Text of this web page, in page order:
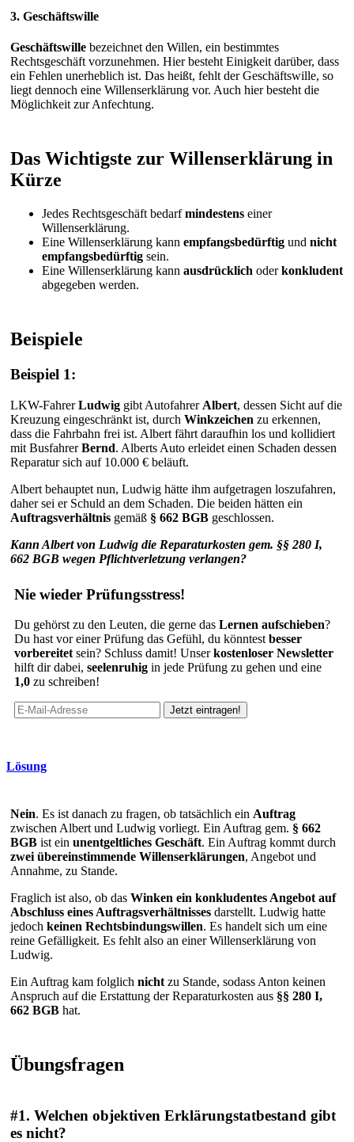
3. Geschäftswille
Geschäftswille bezeichnet den Willen, ein bestimmtes
Rechtsgeschäft vorzunehmen. Hier besteht Einigkeit darüber, dass
ein Fehlen unerheblich ist. Das heißt, fehlt der Geschäftswille, so
liegt dennoch eine Willenserklärung vor. Auch hier besteht die
Möglichkeit zur Anfechtung.
Das Wichtigste zur Willenserklärung in
Kürze
Jedes Rechtsgeschäft bedarfmindestens einer
Willenserklärung.
Eine Willenserklärung kann empfangsbedürftig und nicht
empfangsbedürftig sein.
Eine Willenserklärung kann ausdrücklich oderkonkludent
abgegeben werden.
Beispiele
Beispiel 1:
LKW-FahrerLudwig gibt Autofahrer Albert, dessen Sicht auf die
Kreuzung eingeschränkt ist, durch Winkzeichen zu erkennen,
dass die Fahrbahn frei ist. Albert fährt daraufhin los und kollidiert
mit BusfahrerBernd. Alberts Auto erleidet einen Schaden dessen
Reparatur sich auf 10.000 € beläuft.
Albert behauptet nun, Ludwig hätte ihm aufgetragen loszufahren,
daher sei er Schuld an dem Schaden. Die beiden hätten ein
Auftragsverhältnis gemäß § 662 BGB geschlossen.
Kann Albert von Ludwig die Reparaturkosten gem. §§ 280 I,
662 BGB wegen Pflichtverletzung verlangen?
Nie wieder Prüfungsstress!
Du gehörst zu den Leuten, die gerne das Lernen aufschieben?
Du hast vor einer Prüfung das Gefühl, du könntestbesser
vorbereitetsein? Schluss damit! Unserkostenloser Newsletter
hilft dir dabei, seelenruhig in jede Prüfung zu gehen und eine
1,0 zu schreiben!
Lösung
Nein. Es ist danach zu fragen, ob tatsächlich ein Auftrag
zwischen Albert und Ludwig vorliegt. Ein Auftrag gem. § 662
BGB ist ein unentgeltliches Geschäft. Ein Auftrag kommt durch
zwei übereinstimmende Willenserklärungen, Angebot und
Annahme, zu Stande.
Fraglich ist also, ob das Winken ein konkludentes Angebot auf
Abschluss eines Auftragsverhältnisses darstellt. Ludwig hatte
jedoch keinen Rechtsbindungswillen. Es handelt sich um eine
reine Gefälligkeit. Es fehlt also an einer Willenserklärung von
Ludwig.
Ein Auftrag kam folglich nicht zu Stande, sodass Anton keinen
Anspruch auf die Erstattung der Reparaturkosten aus §§ 280 I,
662 BGB hat.
Übungsfragen
#1. Welchen objektiven Erklärungstatbestand gibt
es nicht?